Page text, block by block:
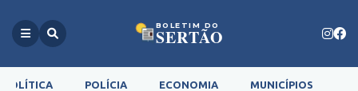
BOLETIM DO
SERTÃO
POLÍTICA POLÍCIA ECONOMIA MUNICÍPIOS